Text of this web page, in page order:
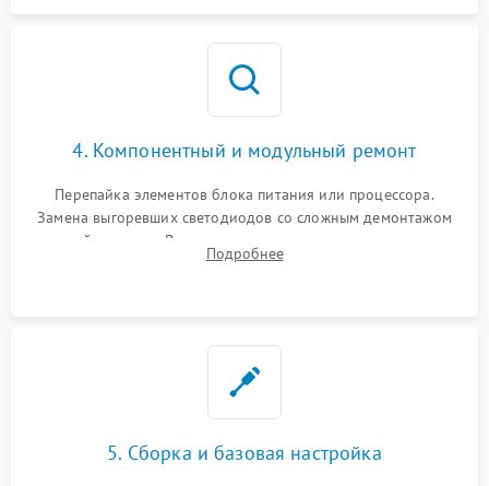
4. Компонентный и модульный ремонт
Перепайка элементов блока питания или процессора.
Замена выгоревших светодиодов со сложным демонтажом
хрупкой матрицы. Восстановление поврежденных дорожек,
прошивка микросхем памяти EEPROM
Подробнее
5. Сборка и базовая настройка